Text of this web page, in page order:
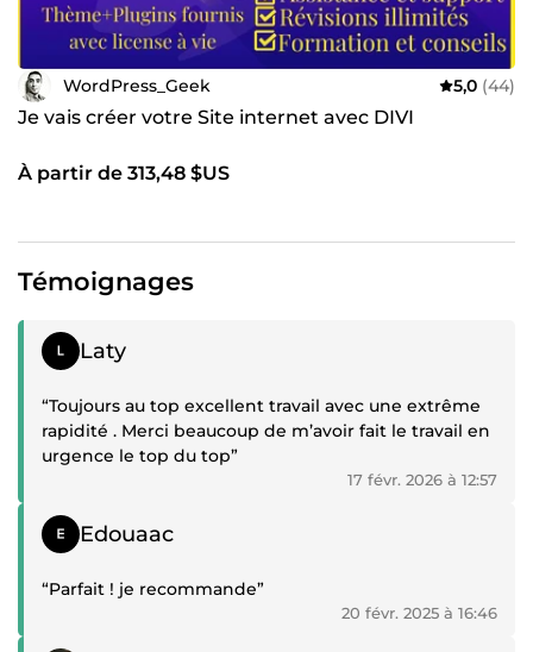
WordPress_Geek 5,0 (44)
Je vais créer votre Site internet avec DIVI
À partir de 313,48 $US
Témoignages
Témoignage positif
Laty
“Toujours au top excellent travail avec une extrême
rapidité . Merci beaucoup de m’avoir fait le travail en
urgence le top du top”
17 févr. 2026 à 12:57
Témoignage positif
Edouaac
“Parfait ! je recommande”
20 févr. 2025 à 16:46